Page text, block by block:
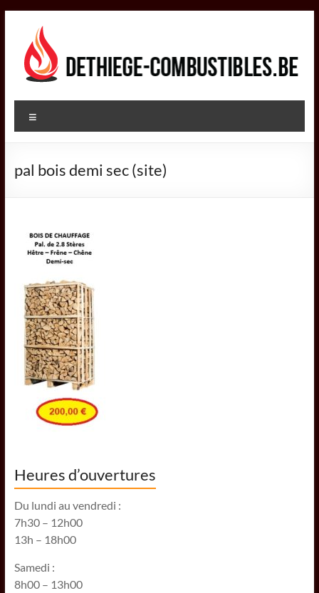
contenu
DETHIEGE
COMBUSTIBLES
dans
combustibles
pal bois demi sec (site)
Heures d’ouvertures
Du lundi au vendredi :
7h30 – 12h00
13h – 18h00
Samedi :
8h00 – 13h00